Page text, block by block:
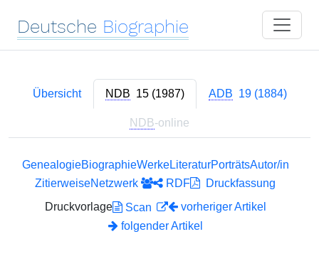
Deutsche Biographie
Übersicht NDB 15 (1987) ADB 19 (1884)
NDB-online
GenealogieBiographieWerkeLiteraturPorträtsAutor/in
ZitierweiseNetzwerk RDF
Druckfassung
Druckvorlage
Scan
vorheriger Artikel
folgender Artikel